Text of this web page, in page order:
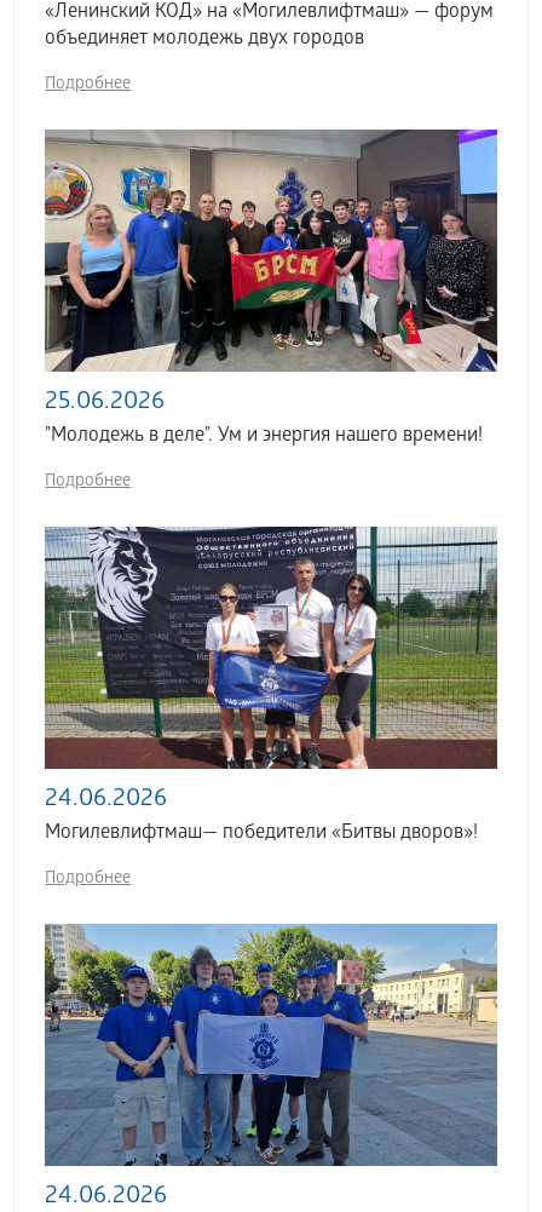
«Ленинский КОД» на «Могилевлифтмаш» — форум
объединяет молодежь двух городов
Подробнее
25.06.2026
"Молодежь в деле". Ум и энергия нашего времени!
Подробнее
24.06.2026
Могилевлифтмаш— победители «Битвы дворов»!
Подробнее
24.06.2026